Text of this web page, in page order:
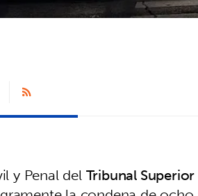
y Penal delTribunal